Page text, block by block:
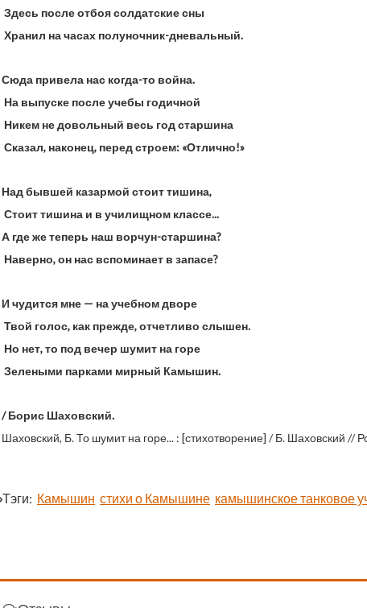
Здесь после отбоя солдатские сны
Хранил на часах полуночник-дневальный.
Сюда привела нас когда-то война.
На выпуске после учебы годичной
Никем не довольный весь год старшина
Сказал, наконец, перед строем: «Отлично!»
Над бывшей казармой стоит тишина,
Стоит тишина и в училищном классе...
А где же теперь наш ворчун-старшина?
Наверно, он нас вспоминает в запасе?
И чудится мне — на учебном дворе
Твой голос, как прежде, отчетливо слышен.
Но нет, то под вечер шумит на горе
Зелеными парками мирный Камышин.
/ Борис Шаховский.
Шаховский, Б. То шумит на горе... : [стихотворение] / Б. Шаховский //
Тэги: Камышин стихи о Камышине камышинское танковое